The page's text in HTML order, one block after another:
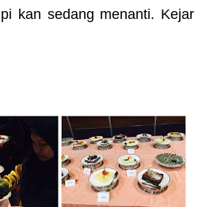
kan sedang menanti. Kejar